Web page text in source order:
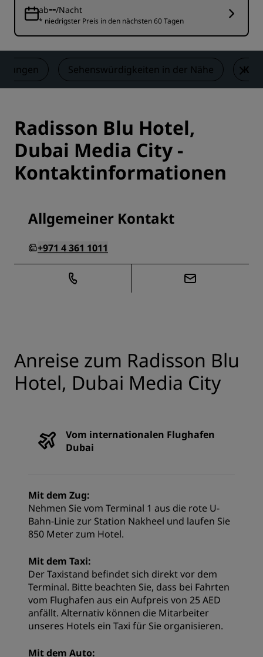
ab--/Nacht
* niedrigster Preis in den nächsten 60 Tagen
Sehenswürdigkeiten in der Nähe
Radisson Blu Hotel,
Dubai Media City -
Kontaktinformationen
Allgemeiner Kontakt
+971 4 361 1011
Anreise zum Radisson Blu
Hotel, Dubai Media City
Vom internationalen Flughafen
Dubai
Mit dem Zug:
Nehmen Sie vom Terminal 1 aus die rote U-
Bahn-Linie zur Station Nakheel und laufen Sie
850 Meter zum Hotel.
Mit dem Taxi:
Der Taxistand befindet sich direkt vor dem
Terminal. Bitte beachten Sie, dass bei Fahrten
vom Flughafen aus ein Aufpreis von 25 AED
anfällt. Alternativ können die Mitarbeiter
unseres Hotels ein Taxi für Sie organisieren.
Mit dem Auto: